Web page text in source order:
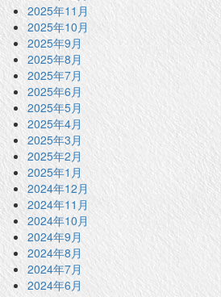
2025年11月
2025年10月
2025年9月
2025年8月
2025年7月
2025年6月
2025年5月
2025年4月
2025年3月
2025年2月
2025年1月
2024年12月
2024年11月
2024年10月
2024年9月
2024年8月
2024年7月
2024年6月